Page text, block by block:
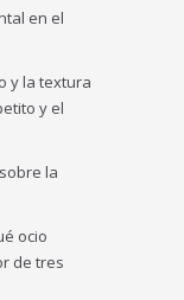
en el
y la textura
y el
la
ocio
de tres